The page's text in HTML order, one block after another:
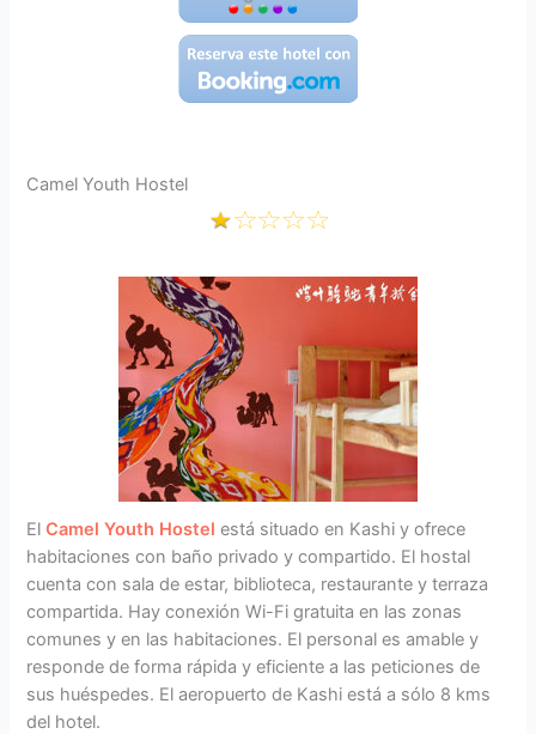
Camel Youth Hostel
ElCamel Youth Hostelestá situado en Kashi y ofrece
habitaciones con baño privado y compartido. El hostal
cuenta con sala de estar, biblioteca, restaurante y terraza
compartida. Hay conexión Wi-Fi gratuita en las zonas
comunes y en las habitaciones. El personal es amable y
responde de forma rápida y eficiente a las peticiones de
sus huéspedes. El aeropuerto de Kashi está a sólo 8 kms
del hotel.